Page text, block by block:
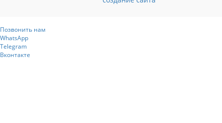
Позвонить нам
WhatsApp
Telegram
Вконтакте